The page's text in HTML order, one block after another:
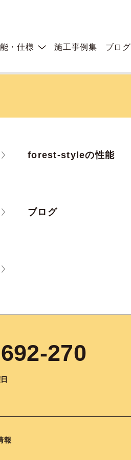
・仕様 施工事例集 ブログ
forest-styleの性能
ブログ
270
報